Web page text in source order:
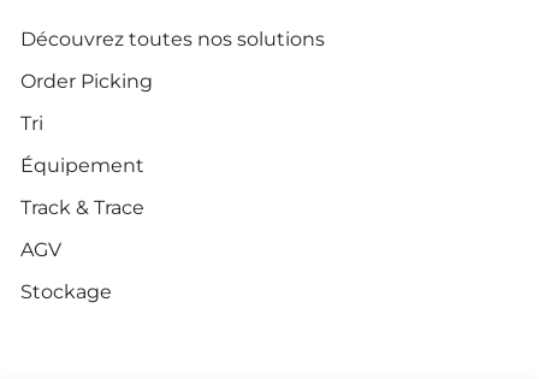
Découvrez toutes nos solutions
Order Picking
Tri
Équipement
Track & Trace
AGV
Stockage